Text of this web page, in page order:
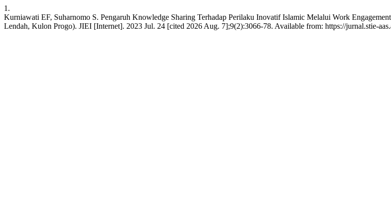
1.
Kurniawati EF, Suharnomo S. Pengaruh Knowledge Sharing Terhadap Perilaku Inovatif Islamic Melalui Work
Lendah, Kulon Progo). JIEI [Internet]. 2023 Jul. 24 [cited 2026 Aug. 7];9(2):3066-78. Available from: https://jurnal.stie-